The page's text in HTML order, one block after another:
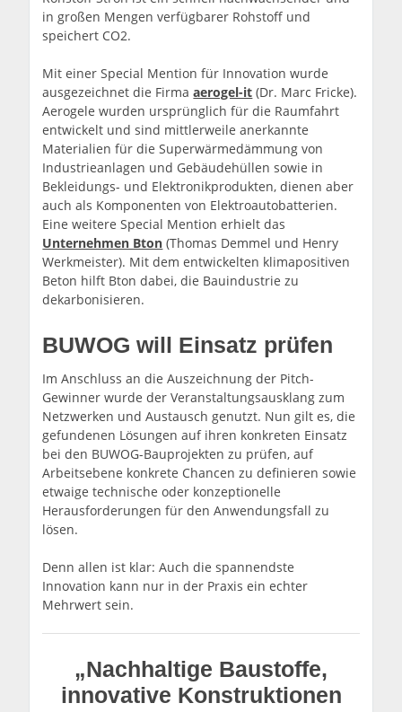
in großen Mengen verfügbarer Rohstoff und
speichert CO2.
Mit einer Special Mention für Innovation wurde
ausgezeichnet die Firmaaerogel-it (Dr. Marc Fricke).
Aerogele wurden ursprünglich für die Raumfahrt
entwickelt und sind mittlerweile anerkannte
Materialien für die Superwärmedämmung von
Industrieanlagen und Gebäudehüllen sowie in
Bekleidungs- und Elektronikprodukten, dienen aber
auch als Komponenten von Elektroautobatterien.
Eine weitere Special Mention erhielt das
Unternehmen Bton (Thomas Demmel und Henry
Werkmeister). Mit dem entwickelten klimapositiven
Beton hilft Bton dabei, die Bauindustrie zu
dekarbonisieren.
BUWOG will Einsatz prüfen
Im Anschluss an die Auszeichnung der Pitch-
Gewinner wurde der Veranstaltungsausklang zum
Netzwerken und Austausch genutzt. Nun gilt es, die
gefundenen Lösungen auf ihren konkreten Einsatz
bei den BUWOG-Bauprojekten zu prüfen, auf
Arbeitsebene konkrete Chancen zu definieren sowie
etwaige technische oder konzeptionelle
Herausforderungen für den Anwendungsfall zu
lösen.
Denn allen ist klar: Auch die spannendste
Innovation kann nur in der Praxis ein echter
Mehrwert sein.
„Nachhaltige Baustoffe,
innovative Konstruktionen